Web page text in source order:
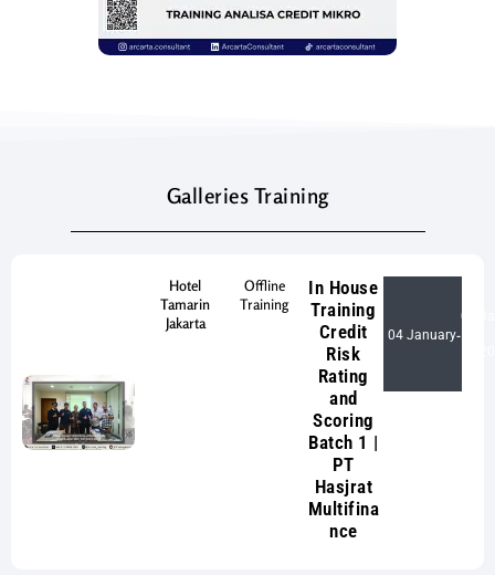
Galleries Training
Hotel
Tamarin
Jakarta
Offline
Training
In House
Training
Credit
Risk
Rating
and
Scoring
Batch 1 |
PT
Hasjrat
Multifina
nce
04 January-
04